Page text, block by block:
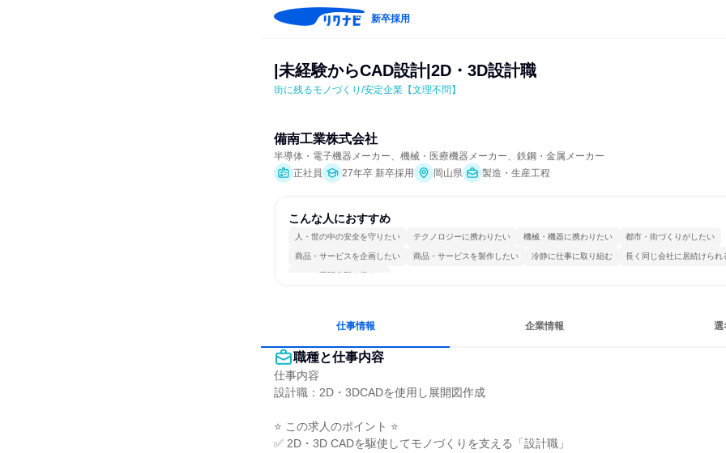
新卒採用
|未経験からCAD設計|2D・3D設計職
街に残るモノづくり/安定企業【文理不問】
備南工業株式会社
半導体・電子機器メーカー、機械・医療機器メーカー、鉄鋼・金属メーカー
正社員
27年卒 新卒採用 岡山県 製造・生産工程
こんな人におすすめ
人・世の中の安全を守りたい テクノロジーに携わりたい 機械・機器に携わりたい 都市・街づくりがしたい
商品・サービスを企画したい 商品・サービスを製作したい 冷静に仕事に取り組む 長く同じ会社に居続けられ
一つの専門分野を極める
仕事情報 企業情報 選
職種と仕事内容
仕事内容
設計職：2D・3DCADを使用し展開図作成
⭐ この求人のポイント ⭐
✅ 2D・3D CADを駆使してモノづくりを支える「設計職」